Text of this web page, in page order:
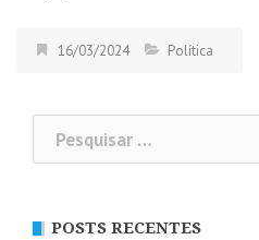
16/03/2024 Política
por:
POSTS RECENTES